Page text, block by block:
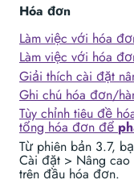
Hóa đơn
Làm việc với hóa
Làm việc với hóa
Giải thích cài đặt
Ghi chú hóa đơn/
Tùy chỉnh tiêu đề
tổng hóa đơn để
Từ phiên bản 3.7,
Cài đặt > Nâng
trên đầu hóa đơn.